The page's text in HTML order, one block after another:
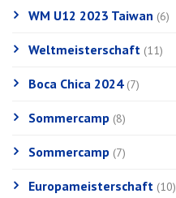
WM U12 2023 Taiwan (6)
Weltmeisterschaft (11)
Boca Chica 2024(7)
Sommercamp (8)
Sommercamp (7)
Europameisterschaft (10)